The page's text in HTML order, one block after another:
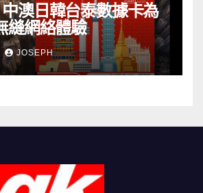
澳日韓台泰數據卡為
縫網絡體驗
JOSEPH